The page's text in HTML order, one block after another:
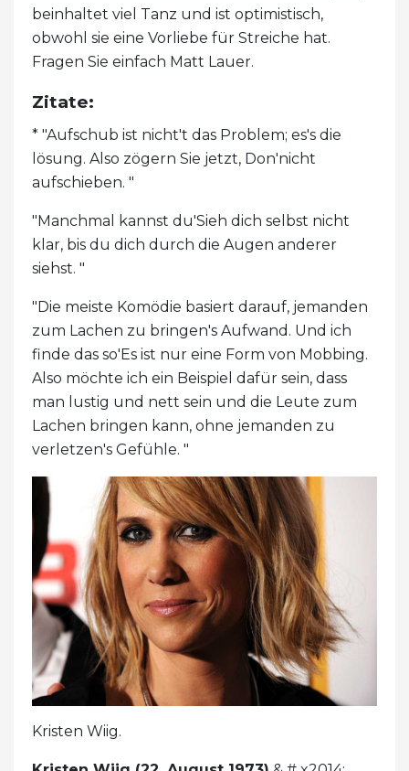
beinhaltet viel Tanz und ist optimistisch,
obwohl sie eine Vorliebe für Streiche hat.
Fragen Sie einfach Matt Lauer.
Zitate:
* "Aufschub ist nicht't das Problem; es's die
lösung. Also zögern Sie jetzt, Don'nicht
aufschieben. "
"Manchmal kannst du'Sieh dich selbst nicht
klar, bis du dich durch die Augen anderer
siehst. "
"Die meiste Komödie basiert darauf, jemanden
zum Lachen zu bringen's Aufwand. Und ich
finde das so'Es ist nur eine Form von Mobbing.
Also möchte ich ein Beispiel dafür sein, dass
man lustig und nett sein und die Leute zum
Lachen bringen kann, ohne jemanden zu
verletzen's Gefühle. "
Kristen Wiig.